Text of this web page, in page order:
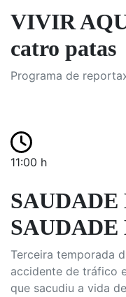
VIVIR
catro patas
Programa de
11:00 h
SAUDADE
SAUDADE
Terceira temporada
accidente de tráfico
que sacudiu a vida